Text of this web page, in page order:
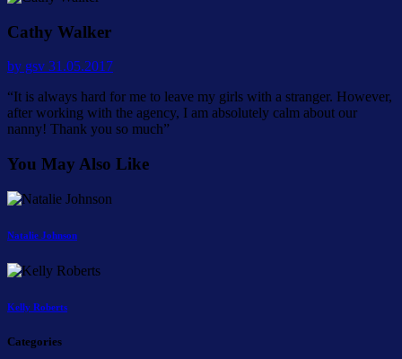
Cathy Walker
by gsv 31.05.2017
“It is always hard for me to leave my girls with a stranger. However,
after working with the agency, I am absolutely calm about our
nanny! Thank you so much”
You May Also Like
Natalie Johnson
Kelly Roberts
Categories